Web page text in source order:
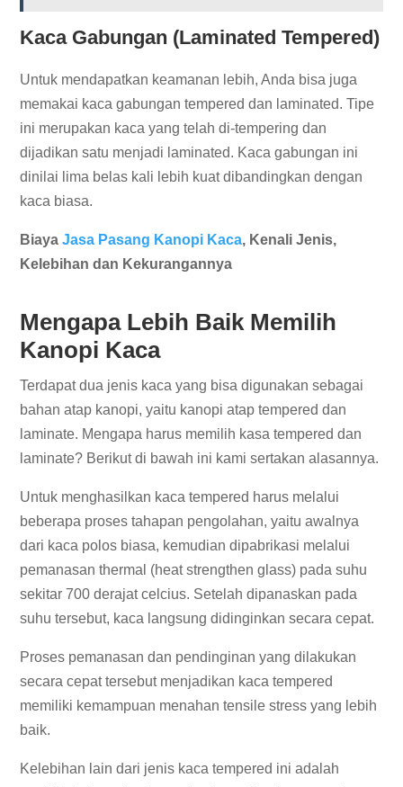
Kaca Gabungan (Laminated Tempered)
Untuk mendapatkan keamanan lebih, Anda bisa juga
memakai kaca gabungan tempered dan laminated. Tipe
ini merupakan kaca yang telah di-tempering dan
dijadikan satu menjadi laminated. Kaca gabungan ini
dinilai lima belas kali lebih kuat dibandingkan dengan
kaca biasa.
BiayaJasa Pasang Kanopi Kaca, Kenali Jenis,
Kelebihan dan Kekurangannya
Mengapa Lebih Baik Memilih
Kanopi Kaca
Terdapat dua jenis kaca yang bisa digunakan sebagai
bahan atap kanopi, yaitu kanopi atap tempered dan
laminate. Mengapa harus memilih kasa tempered dan
laminate? Berikut di bawah ini kami sertakan alasannya.
Untuk menghasilkan kaca tempered harus melalui
beberapa proses tahapan pengolahan, yaitu awalnya
dari kaca polos biasa, kemudian dipabrikasi melalui
pemanasan thermal (heat strengthen glass) pada suhu
sekitar 700 derajat celcius. Setelah dipanaskan pada
suhu tersebut, kaca langsung didinginkan secara cepat.
Proses pemanasan dan pendinginan yang dilakukan
secara cepat tersebut menjadikan kaca tempered
memiliki kemampuan menahan tensile stress yang lebih
baik.
Kelebihan lain dari jenis kaca tempered ini adalah